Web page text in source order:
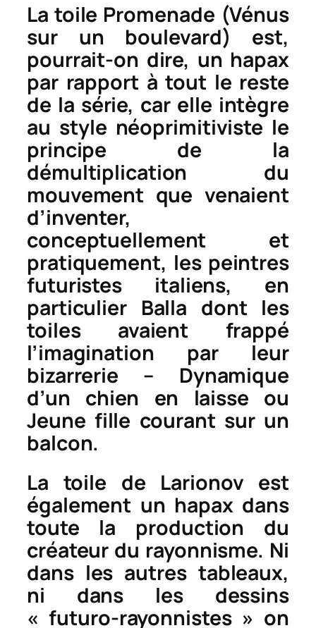
La toile Promenade (Vénus
sur un boulevard) est,
pourrait-on dire, un hapax
par rapport à tout le reste
de la série, car elle intègre
au style néoprimitiviste le
principe de la
démultiplication du
mouvement que venaient
d’inventer,
conceptuellement et
pratiquement, les peintres
futuristes italiens, en
particulier Balla dont les
toiles avaient frappé
l’imagination par leur
bizarrerie – Dynamique
d’un chien en laisse ou
Jeune fille courant sur un
balcon.
La toile de Larionov est
également un hapax dans
toute la production du
créateur du rayonnisme. Ni
dans les autres tableaux,
ni dans les dessins
« futuro-rayonnistes » on